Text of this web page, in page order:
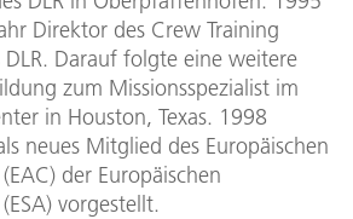
Direktor des Crew Training
DLR. Darauf folgte eine weitere
zum Missionsspezialist im
in Houston, Texas. 1998
neues Mitglied des Europäischen
der Europäischen
vorgestellt.